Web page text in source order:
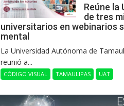
Reúne la
de tres
universitarios en webinarios
mental
La Universidad Autónoma de
reunió a...
CÓDIGO VISUAL TAMAULIPAS UAT